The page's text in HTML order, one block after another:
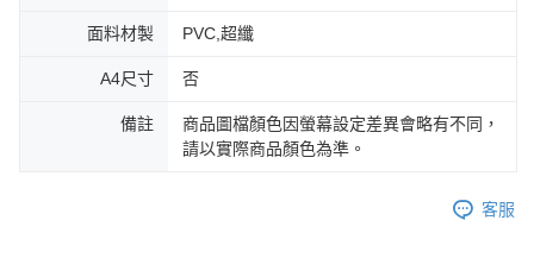
面料材製 PVC,超纖
A4尺寸 否
備註
商品圖檔顏色因螢幕設定差異會略有不同，
請以實際商品顏色為準。
客服